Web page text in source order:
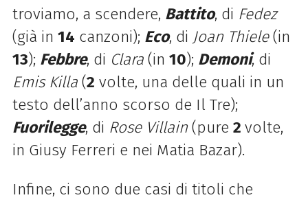
troviamo, a scendere, Battito, di Fedez
(già in 14 canzoni); Eco, di Joan Thiele(in
13); Febbre, di Clara(in 10); Demoni, di
Emis Killa(2 volte, una delle quali in un
testo dell’anno scorso de Il Tre);
Fuorilegge, di Rose Villain(pure 2 volte,
in Giusy Ferreri e nei Matia Bazar).
Infine, ci sono due casi di titoli che